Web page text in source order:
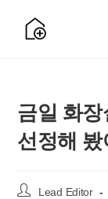
금일 화
선정해 봤
Post
Lead Editor